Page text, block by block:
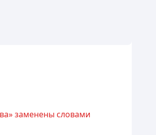
заменены словами